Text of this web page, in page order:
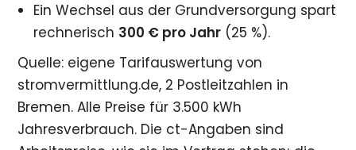
Ein Wechsel aus der Grundversorgung spart
rechnerisch 300 € pro Jahr (25 %).
Quelle: eigene Tarifauswertung von
stromvermittlung.de, 2 Postleitzahlen in
Bremen. Alle Preise für 3.500 kWh
Jahresverbrauch. Die ct-Angaben sind